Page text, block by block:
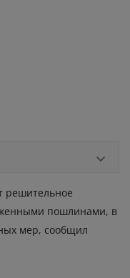
решительное
пошлинами, в
мер, сообщил